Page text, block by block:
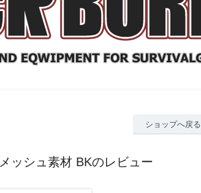
ショップへ戻る
ッシュ素材 BKのレビュー